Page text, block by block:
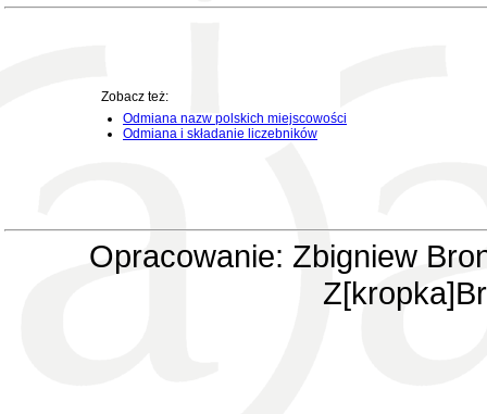
Zobacz też:
Odmiana nazw polskich miejscowości
Odmiana i składanie liczebników
Opracowanie: Zbigniew